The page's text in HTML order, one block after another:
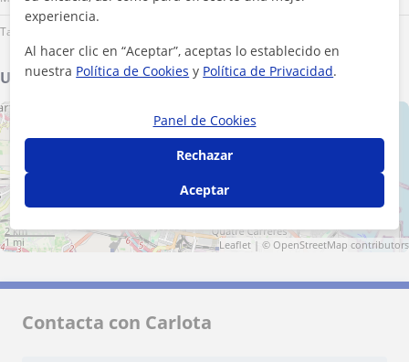
Tarde
Ubicación de mis clases
2 km
1 mi
Leaflet | © OpenStreetMap contributors
Contacta con Carlota
experiencia.
Al hacer clic en “Aceptar”, aceptas lo establecido en
nuestra Política de Cookies y Política de Privacidad.
Panel de Cookies
Rechazar
Aceptar